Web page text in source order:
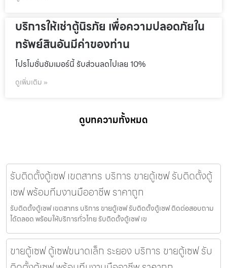
บริการให้เช่าตู้นิรภัย เพื่อความปลอดภัยใน
ทรัพย์สินอันมีค่าของท่าน
โปรโมชั่นชัมเมอร์นี้ รับส่วนลดไปเลย 10%
ดูเพิ่มเติม »
ดูบทความทั้งหมด
รับติดตั้งตู้เซฟ เขตสาทร บริการ ขายตู้เซฟ รับติดตั้งตู้
เซฟ พร้อมทีมงานมืออาชีพ ราคาถูก
รับติดตั้งตู้เซฟ เขตสาทร บริการ ขายตู้เซฟ รับติดตั้งตู้เซฟ ติดต่อสอบถาม
ได้ตลอด พร้อมให้บริการทั่วไทย รับติดตั้งตู้เซฟ เข
ขายตู้เซฟ ตู้เซฟขนาดเล็ก ระยอง บริการ ขายตู้เซฟ รับ